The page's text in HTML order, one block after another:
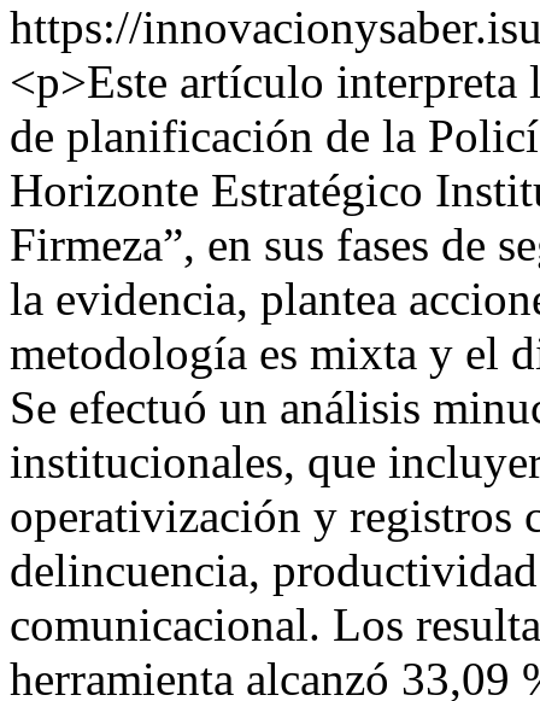
https://
<p>Este artículo interpreta
de planificación de la
Horizonte Estratégico
Firmeza”, en sus fases de
la evidencia, plantea
metodología es mixta y el
Se efectuó un análisis
institucionales, que
operativización y registros
delincuencia,
comunicacional. Los
herramienta alcanzó 33,09